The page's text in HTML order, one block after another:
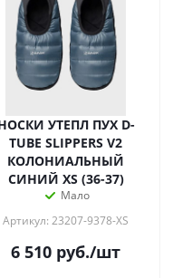
УТЕПЛ ПУХ D-
TUBE SLIPPERS V2
КОЛОНИАЛЬНЫЙ
СИНИЙ XS (36-37)
Мало
Артикул: 23207-9378-XS
6 510 руб./шт